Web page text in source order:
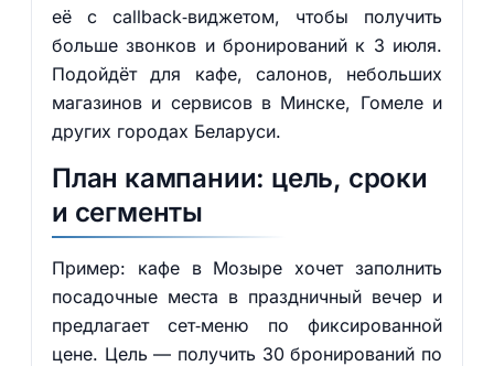
её с callback‑виджетом, чтобы получить
больше звонков и бронирований к 3 июля.
Подойдёт для кафе, салонов, небольших
магазинов и сервисов в Минске, Гомеле и
других городах Беларуси.
План кампании: цель, сроки
и сегменты
Пример: кафе в Мозыре хочет заполнить
посадочные места в праздничный вечер и
предлагает сет‑меню по фиксированной
цене. Цель — получить 30 бронирований по